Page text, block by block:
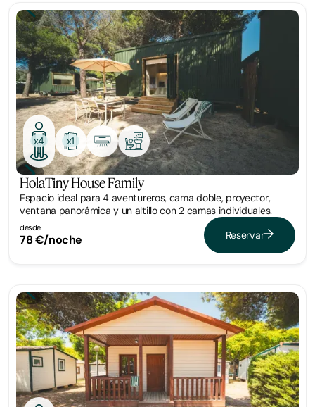
Tiny
x4 x1
HolaTiny House Family
Espacio ideal para 4 aventureros, cama doble, proyector,
ventana panorámica y un altillo con 2 camas individuales.
desde
78 €/noche Reservar
Bungalow